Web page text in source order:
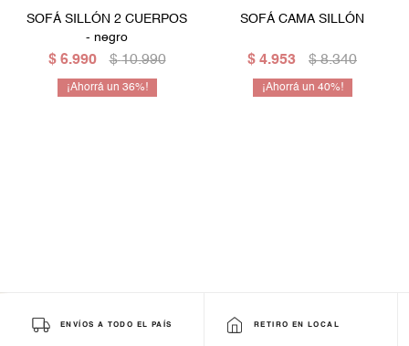
SOFÁ SILLÓN 2 CUERPOS
- negro
$ 6.990 $ 10.990
36
SOFÁ CAMA SILLÓN
$ 4.953 $ 8.340
40
ENVÍOS A TODO EL PAÍS RETIRO EN LOCAL
Mesas de living
Multiusos y complementos
Escritorios
Bibliotecas
Niños